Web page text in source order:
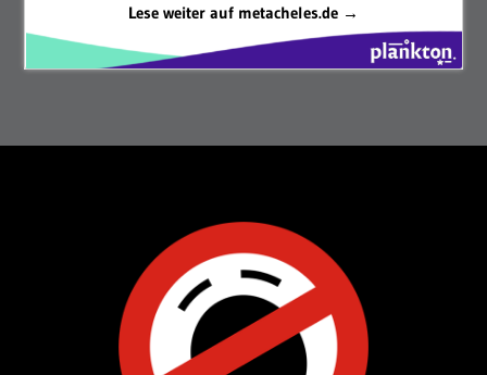
Lese weiter auf metacheles.de →